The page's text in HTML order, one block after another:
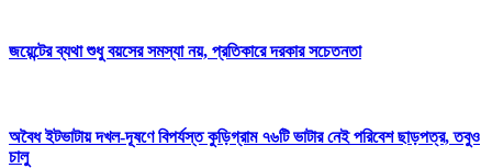
জয়েন্টের ব্যথা শুধু বয়সের সমস্যা নয়, প্রতিকারে দরকার সচেতনতা
অবৈধ ইটভাটায় দখল-দূষণে বিপর্যস্ত কুড়িগ্রাম ৭৬টি ভাটার নেই পরিবেশ ছাড়পত্র, তবুও
চালু